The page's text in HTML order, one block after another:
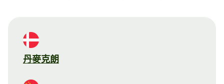
丹麥克朗